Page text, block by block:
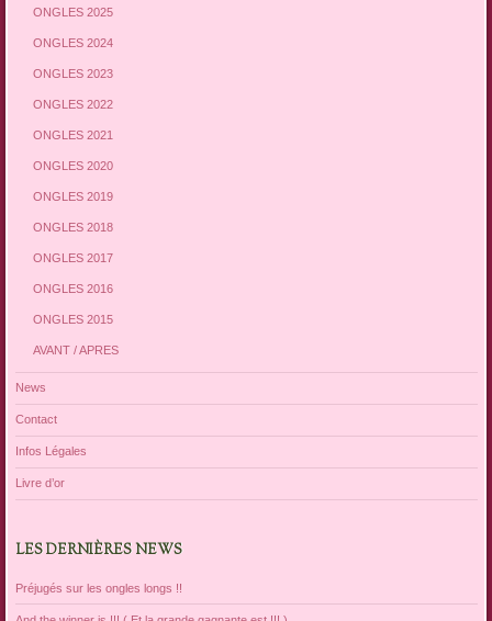
ONGLES 2025
ONGLES 2024
ONGLES 2023
ONGLES 2022
ONGLES 2021
ONGLES 2020
ONGLES 2019
ONGLES 2018
ONGLES 2017
ONGLES 2016
ONGLES 2015
AVANT / APRES
News
Contact
Infos Légales
Livre d’or
LES DERNIÈRES NEWS
Préjugés sur les ongles longs !!